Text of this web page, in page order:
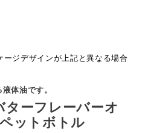
ジデザインが上記と異なる場合
体油です。
ターフレーバーオ
ットボトル